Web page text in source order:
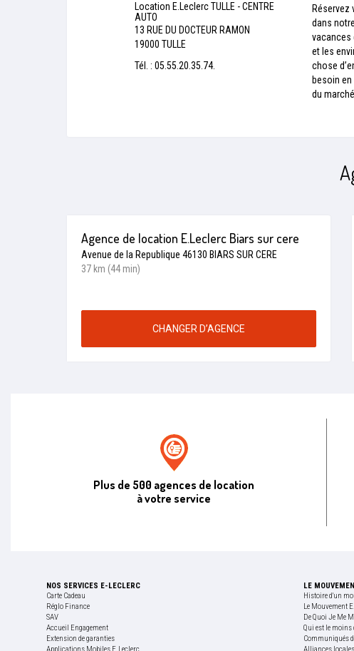
Location E.Leclerc TULLE - CENTRE
AUTO
13 RUE DU DOCTEUR RAMON
19000 TULLE
Tél. : 05.55.20.35.74.
dans
vacances
et les
chose
besoin
du
Agence de location E.Leclerc Biars sur cere
Avenue de la Republique 46130 BIARS SUR CERE
37 km (44 min)
CHANGER D’AGENCE
Plus de 500 agences de location
à votre service
NOS SERVICES E-LECLERC
Carte Cadeau
Réglo Finance
SAV
Accueil Engagement
Extension de garanties
LE
Histoire d'un
Le Mouvement
De Quoi Je Me
Qui est le moins
Communiqués